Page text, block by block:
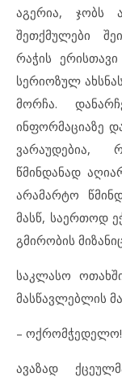
აგერია, ჯობს
შეთქმულები
რაჭის
სერიოზულ
მორჩა.
ინფორმაციაზე
ვარაუდებია,
წმინდანად
არამარტო
მასწ, საერთოდ
გმირობის
საკლასო
მასწავლებლის
–
ავაზად